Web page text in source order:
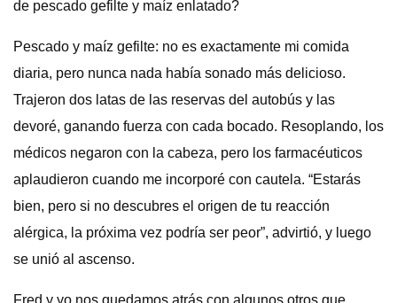
de pescado gefilte y maíz enlatado?
Pescado y maíz gefilte: no es exactamente mi comida
diaria, pero nunca nada había sonado más delicioso.
Trajeron dos latas de las reservas del autobús y las
devoré, ganando fuerza con cada bocado. Resoplando, los
médicos negaron con la cabeza, pero los farmacéuticos
aplaudieron cuando me incorporé con cautela. “Estarás
bien, pero si no descubres el origen de tu reacción
alérgica, la próxima vez podría ser peor”, advirtió, y luego
se unió al ascenso.
Fred y yo nos quedamos atrás con algunos otros que